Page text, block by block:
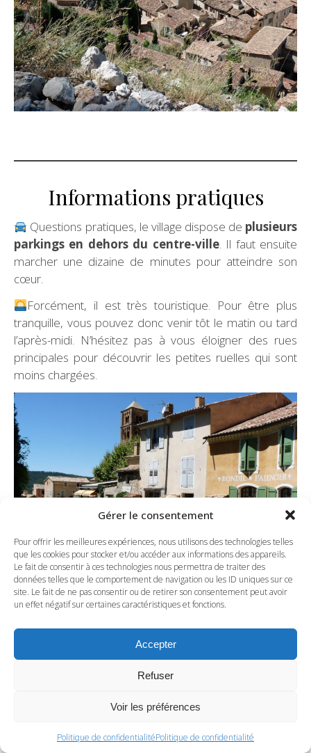
Gérer le consentement
Pour offrir les meilleures expériences, nous utilisons des technologies telles
que les cookies pour stocker et/ou accéder aux informations des appareils.
Le fait de consentir à ces technologies nous permettra de traiter des
données telles que le comportement de navigation ou les ID uniques sur ce
site. Le fait de ne pas consentir ou de retirer son consentement peut avoir
un effet négatif sur certaines caractéristiques et fonctions.
Accepter
Refuser
Voir les préférences
Politique de confidentialitéPolitique de confidentialité
Informations pratiques
Questions pratiques, le village dispose de plusieurs
parkings en dehors du centre-ville. Il faut ensuite
marcher une dizaine de minutes pour atteindre son
cœur.
Forcément, il est très touristique. Pour être plus
tranquille, vous pouvez donc venir tôt le matin ou tard
l’après-midi. N’hésitez pas à vous éloigner des rues
principales pour découvrir les petites ruelles qui sont
moins chargées.
Se détendre au lac de
Sainte-Croix
Le lac de Sainte-Croix est un lac artificiel que l’on doit à